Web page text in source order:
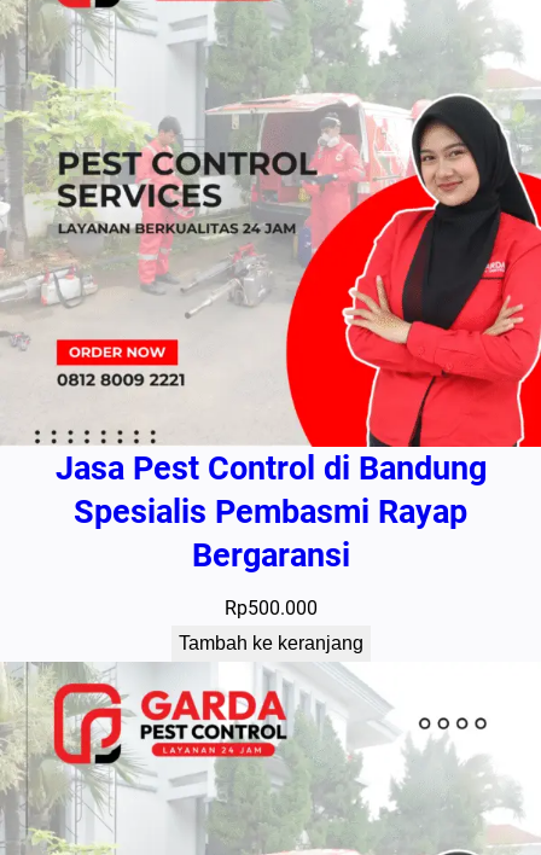
Jasa Pest Control di Bandung
Spesialis Pembasmi Rayap
Bergaransi
Rp500.000
Tambah ke keranjang